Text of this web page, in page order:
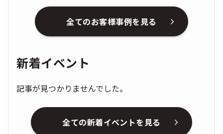
全てのお客様事例を見る
新着イベント
記事が見つかりませんでした。
全ての新着イベントを見る